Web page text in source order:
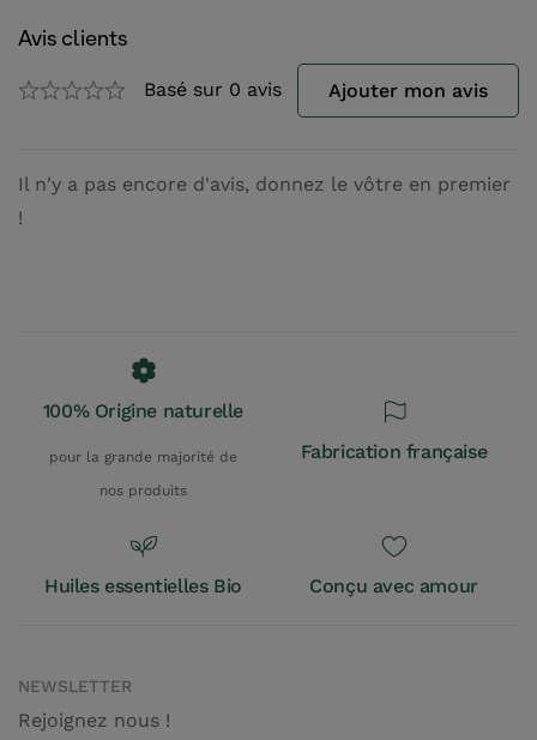
Avis clients
Basé sur 0 avis Ajouter mon avis
Il n'y a pas encore d'avis, donnez le vôtre en premier
!
100% Origine naturelle
pour la grande majorité de
nos produits
Fabrication française
Huiles essentielles Bio Conçu avec amour
NEWSLETTER
Rejoignez nous !